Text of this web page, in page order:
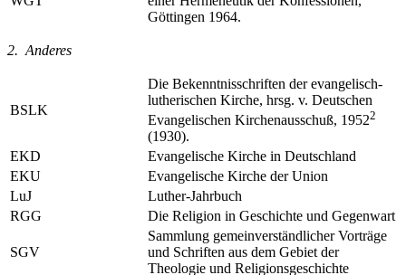
Göttingen 1964.
2. Anderes
BSLK
Die Bekenntnisschriften der evangelisch-
lutherischen Kirche, hrsg. v. Deutschen
Evangelischen Kirchenausschuß, 19522
(1930).
EKD
Evangelische Kirche in Deutschland
EKU
Evangelische Kirche der Union
LuJ
Luther-Jahrbuch
RGG
Die Religion in Geschichte und Gegenwart
SGV
Sammlung gemeinverständlicher Vorträge
und Schriften aus dem Gebiet der
Theologie und Religionsgeschichte